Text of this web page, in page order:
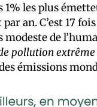
1% les plus
an. C’est 17
de
pollution
émissions